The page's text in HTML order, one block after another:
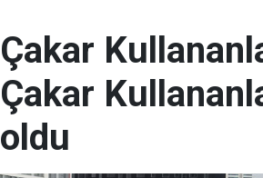
Çakar
Çakar
oldu